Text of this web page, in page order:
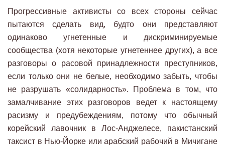
Прогрессивные активисты со всех стороны сейчас
пытаются сделать вид, будто они представляют
одинаково угнетенные и дискриминируемые
сообщества (хотя некоторые угнетеннее других), а все
разговоры о расовой принадлежности преступников,
если только они не белые, необходимо забыть, чтобы
не разрушать «солидарность». Проблема в том, что
замалчивание этих разговоров ведет к настоящему
расизму и предубеждениям, потому что обычный
корейский лавочник в Лос-Анджелесе, пакистанский
таксист в Нью-Йорке или арабский рабочий в Мичигане